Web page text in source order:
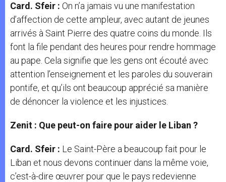
Card. Sfeir : On n’a jamais vu une manifestation
d’affection de cette ampleur, avec autant de jeunes
arrivés à Saint Pierre des quatre coins du monde. Ils
font la file pendant des heures pour rendre hommage
au pape. Cela signifie que les gens ont écouté avec
attention l’enseignement et les paroles du souverain
pontife, et qu’ils ont beaucoup apprécié sa manière
de dénoncer la violence et les injustices.
Zenit : Que peut-on faire pour aider le Liban ?
Card. Sfeir : Le Saint-Père a beaucoup fait pour le
Liban et nous devons continuer dans la même voie,
c’est-à-dire œuvrer pour que le pays redevienne